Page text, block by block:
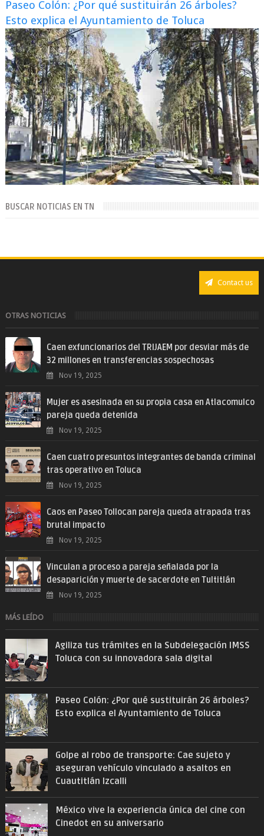
Paseo Colón: ¿Por qué sustituirán 26 árboles?
Esto explica el Ayuntamiento de Toluca
BUSCAR NOTICIAS EN TN
Contact us
OTRAS NOTICIAS
Caen exfuncionarios del TRIJAEM por desviar más de
32 millones en transferencias sospechosas
Nov 19, 2025
Mujer es asesinada en su propia casa en Atlacomulco
pareja queda detenida
Nov 19, 2025
Caen cuatro presuntos integrantes de banda criminal
tras operativo en Toluca
Nov 19, 2025
Caos en Paseo Tollocan pareja queda atrapada tras
brutal impacto
Nov 19, 2025
Vinculan a proceso a pareja señalada por la
desaparición y muerte de sacerdote en Tultitlán
Nov 19, 2025
MÁS LEÍDO
Agiliza tus trámites en la Subdelegación IMSS
Toluca con su innovadora sala digital
Paseo Colón: ¿Por qué sustituirán 26 árboles?
Esto explica el Ayuntamiento de Toluca
Golpe al robo de transporte: Cae sujeto y
aseguran vehículo vinculado a asaltos en
Cuautitlán Izcalli
México vive la experiencia única del cine con
Cinedot en su aniversario